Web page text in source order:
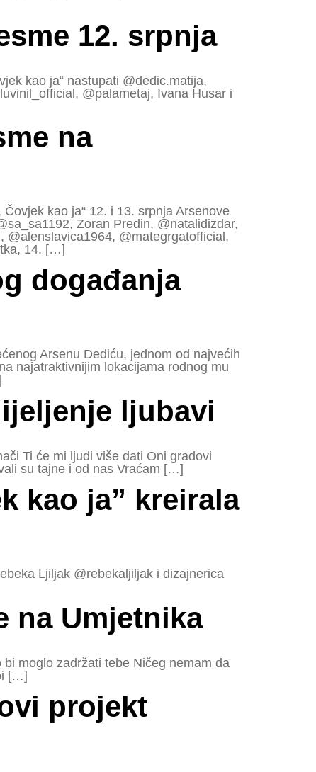
12. srpnja
kao ja“ nastupati @dedic.matija,
@palametaj, Ivana Husar i
na
kao ja“ 12. i 13. srpnja Arsenove
Zoran Predin, @natalidizdar,
@alenslavica1964, @mategrgatofficial,
14. […]
događanja
Arsenu Dediću, jednom od najvećih
najatraktivnijim lokacijama rodnog mu
ljubavi
Ti će mi ljudi više dati Oni gradovi
su tajne i od nas Vraćam […]
kao ja” kreirala
Ljiljak @rebekaljiljak i dizajnerica
na Umjetnika
moglo zadržati tebe Ničeg nemam da
[…]
projekt